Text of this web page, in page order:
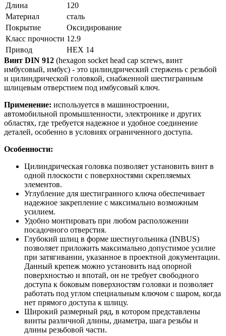
Длина
120
Материал
сталь
Покрытие
Оксидирование
Класс прочности 12.9
Привод
HEX 14
Винт DIN 912 (hexagon socket head cap screws, винт
имбусовый, имбус) - это цилиндрический стержень с резьбой
и цилиндрической головкой, снабженной шестигранным
шлицевым отверстием под имбусовый ключ.
Применение: используется в машиностроении,
автомобильной промышленности, электронике и других
областях, где требуется надежное и удобное соединение
деталей, особенно в условиях ограниченного доступа.
Особенности:
Цилиндрическая головка позволяет установить винт в
одной плоскости с поверхностями скрепляемых
элементов.
Углубление для шестигранного ключа обеспечивает
надежное закрепление с максимально возможным
усилием.
Удобно монтировать при любом расположении
посадочного отверстия.
Глубокий шлиц в форме шестиугольника (INBUS)
позволяет приложить максимально допустимое усилие
при затягивании, указанное в проектной документации.
Данный крепеж можно установить над опорной
поверхностью и впотай, он не требует свободного
доступа к боковым поверхностям головки и позволяет
работать под углом специальным ключом с шаром, когда
нет прямого доступа к шлицу.
Широкий размерный ряд, в котором представлены
винты различной длины, диаметра, шага резьбы и
длины резьбовой части.